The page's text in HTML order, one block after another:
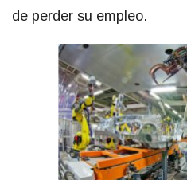
de perder su empleo.